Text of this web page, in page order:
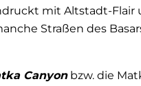
mit Altstadt-Flair
Straßen des
Canyonbzw. die